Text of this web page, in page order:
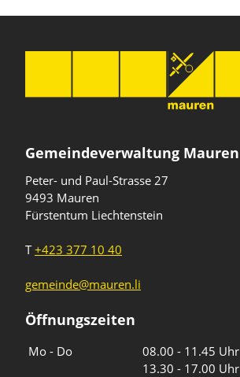
Gemeindeverwaltung Mauren
Peter- und Paul-Strasse 27
9493 Mauren
Fürstentum Liechtenstein
T+423 377 10 40
gemeinde@mauren.li
Öffnungszeiten
Mo - Do
08.00 - 11.45 Uhr
13.30 - 17.00 Uhr